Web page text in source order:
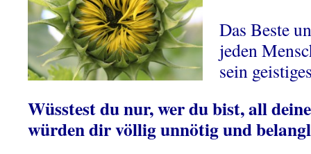
Das Beste
jeden
sein
Wüsstest du nur, wer du bist, all
würden dir völlig unnötig und